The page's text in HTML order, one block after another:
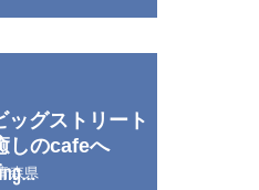
グストリート
しのcafeへ
森県